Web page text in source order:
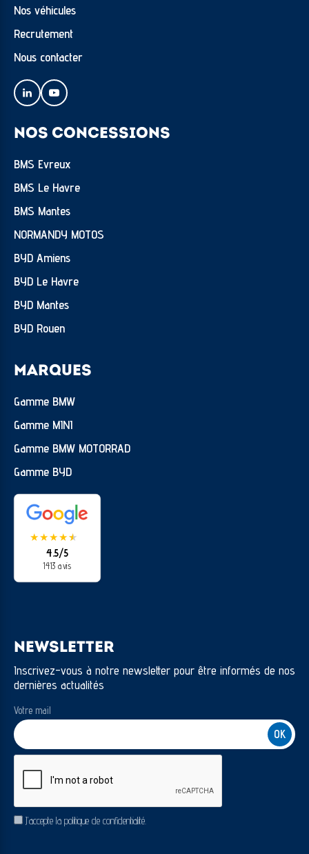
Nos véhicules
Recrutement
Nous contacter
NOS CONCESSIONS
BMS Evreux
BMS Le Havre
BMS Mantes
NORMANDY MOTOS
BYD Amiens
BYD Le Havre
BYD Mantes
BYD Rouen
MARQUES
Gamme BMW
Gamme MINI
Gamme BMW MOTORRAD
Gamme BYD
★★★★★
★
4.5/5
1413 avis
NEWSLETTER
Inscrivez-vous à notre newsletter pour être informés de nos
dernières actualités
Votre mail
RGPDJ’accepte la politique de confidentialité.